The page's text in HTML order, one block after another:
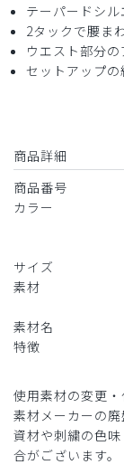
テーパードシル
2タックで腰ま
ウエスト部分
セットアップ
商品詳細
商品番号
カラー
サイズ
素材
素材名
特徴
使用素材の変更
素材メーカーの廃
資材や刺繍の色
合がございます。